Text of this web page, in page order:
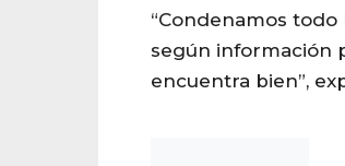
“Condenamos
según información
encuentra bien”,